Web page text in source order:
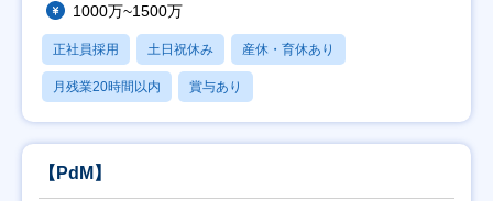
1000万~1500万
正社員採用 土日祝休み 産休・育休あり
月残業20時間以内 賞与あり
【PdM】